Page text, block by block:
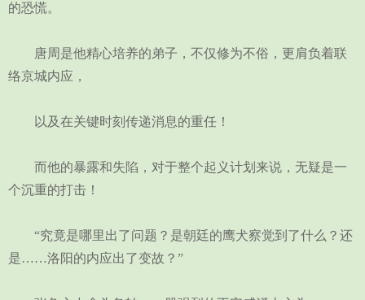
的恐慌。
唐周是他精心培养的弟子，不仅修为不俗，更肩负着联
络京城内应，
以及在关键时刻传递消息的重任！
而他的暴露和失陷，对于整个起义计划来说，无疑是一
个沉重的打击！
“究竟是哪里出了问题？是朝廷的鹰犬察觉到了什么？还
是……洛阳的内应出了变故？”